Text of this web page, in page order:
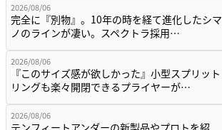
2026/08/06
完全に『別物』。10年の時を経て進化したシマ
ノのラインが凄い。スペクトラ採用…
2026/08/06
『このサイズ感が欲しかった』小型スプリット
リングも楽々開閉できるプライヤーが…
2026/08/06